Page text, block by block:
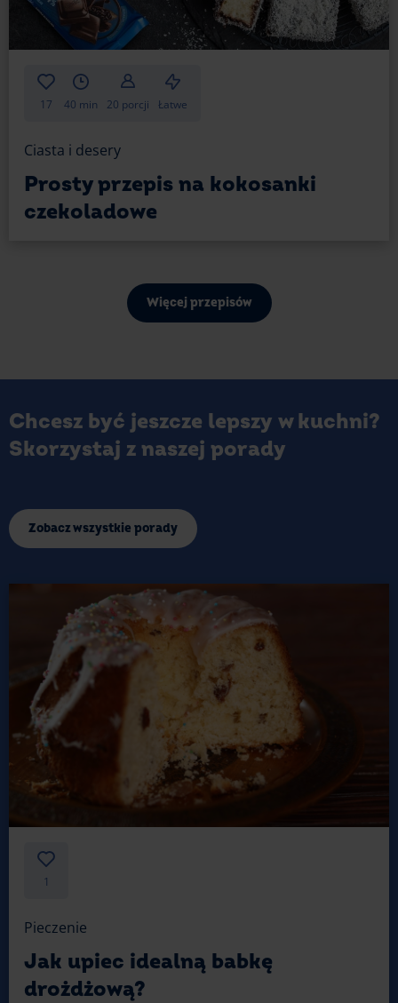
17 40 min 20 porcji Łatwe
Ciasta i desery
Prosty przepis na kokosanki
czekoladowe
Więcej przepisów
Chcesz być jeszcze lepszy w kuchni?
Skorzystaj z naszej porady
Zobacz wszystkie porady
1
Pieczenie
Jak upiec idealną babkę
drożdżową?